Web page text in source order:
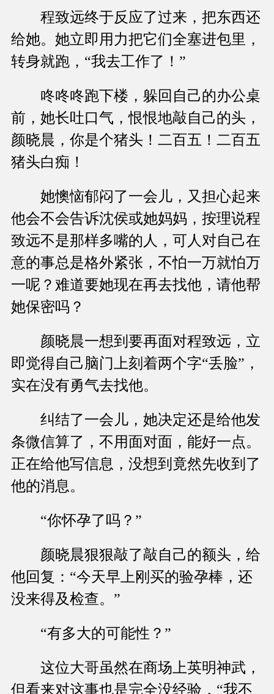
程致远终于反应了过来，把东西还
给她。她立即用力把它们全塞进包里，
转身就跑，“我去工作了！”
咚咚咚跑下楼，躲回自己的办公桌
前，她长吐口气，恨恨地敲自己的头，
颜晓晨，你是个猪头！二百五！二百五
猪头白痴！
她懊恼郁闷了一会儿，又担心起来
他会不会告诉沈侯或她妈妈，按理说程
致远不是那样多嘴的人，可人对自己在
意的事总是格外紧张，不怕一万就怕万
一呢？难道要她现在再去找他，请他帮
她保密吗？
颜晓晨一想到要再面对程致远，立
即觉得自己脑门上刻着两个字“丢脸”，
实在没有勇气去找他。
纠结了一会儿，她决定还是给他发
条微信算了，不用面对面，能好一点。
正在给他写信息，没想到竟然先收到了
他的消息。
“你怀孕了吗？”
颜晓晨狠狠敲了敲自己的额头，给
他回复：“今天早上刚买的验孕棒，还
没来得及检查。”
“有多大的可能性？”
这位大哥虽然在商场上英明神武，
但看来对这事也是完全没经验，“我不